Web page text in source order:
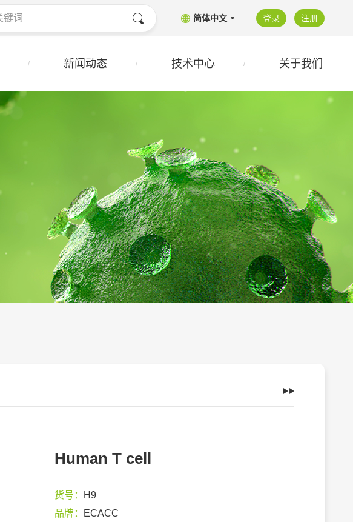
简体中文 登录 注册
新闻动态 技术中心 关于我们
Human T cell
货号：
H9
品牌：
ECACC